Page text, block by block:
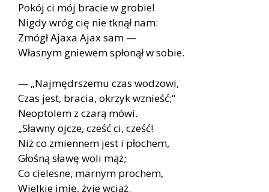
Pokój ci mój bracie w grobie!
Nigdy wróg cię nie tknął nam:
Zmógł Ajaxa Ajax sam —
Własnym gniewem spłonął w sobie.
— „Najmędrszemu czas wodzowi,
Czas jest, bracia, okrzyk wznieść;“
Neoptolem z czarą mówi.
„Sławny ojcze, cześć ci, cześć!
Niż co zmiennem jest i płochem,
Głośną sławę woli mąż;
Co cielesne, marnym prochem,
Wielkie imię, żyje wciąż.